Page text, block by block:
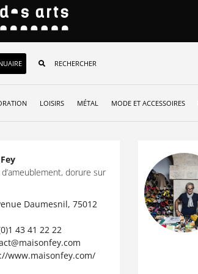
LOISIRS MÉTAL MODE ET ACCESSOIRES
dorure sur
Daumesnil, 75012
43 41 22 22
www.maisonfey.com/